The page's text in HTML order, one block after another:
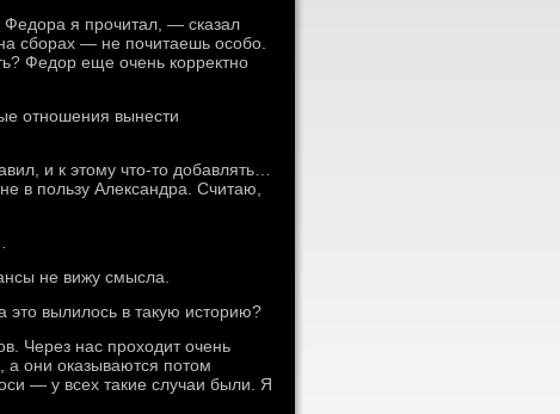
Федора я прочитал, — сказал
сборах — не почитаешь особо.
Федор еще очень корректно
отношения вынести
и к этому что-то добавлять…
в пользу Александра. Считаю,
не вижу смысла.
вылилось в такую историю?
Через нас проходит очень
а они оказываются потом
— у всех такие случаи были. Я